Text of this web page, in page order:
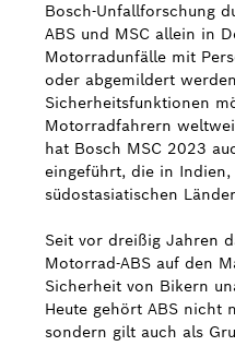
Bosch-Unfallforschung
ABS und MSC allein in
Motorradunfälle mit
oder abgemildert
Sicherheitsfunktionen
Motorradfahrern
hat Bosch MSC 2023
eingeführt, die in
südostasiatischen
Seit vor dreißig Jahren
Motorrad-ABS auf den
Sicherheit von Bikern
Heute gehört ABS nicht
sondern gilt auch als